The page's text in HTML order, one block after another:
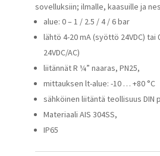
sovelluksiin; ilmalle, kaasuille ja
alue: 0 – 1 / 2.5 / 4 / 6 bar
lähtö 4-20 mA (syöttö 24VDC) tai
24VDC/AC)
liitännät R ¼” naaras, PN25,
mittauksen lt-alue: -10 … +80 °C
sähköinen liitäntä teollisuus DIN
Materiaali AIS 304SS,
IP65